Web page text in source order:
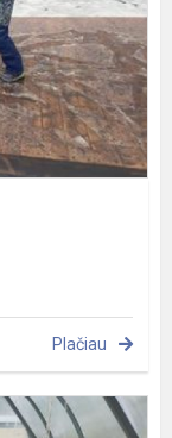
Plačiau